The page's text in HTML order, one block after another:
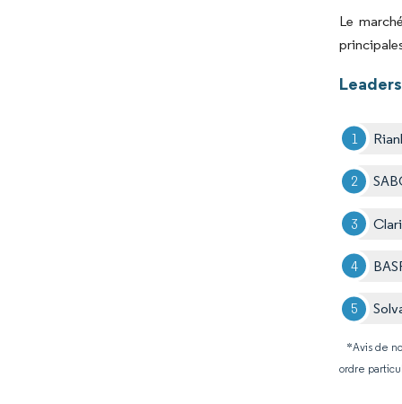
Le
*Avis de
ordre